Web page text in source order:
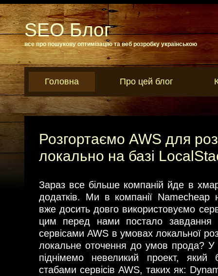
SEO Блог
все про пошукову оптимізацію та веб розробку українською
Головна Про цей блог
Розгортаємо AWS для
локально на базі
Зараз все більше компаній йде в
додатків. Ми в компанії Namecheap
вже досить довго використовуємо
цим перед нами постало завдання
сервісами AWS в умовах локальної
локальне оточення до умов прода? У
піднімемо невеликий проект, який
стабами сервісів AWS, таких як: